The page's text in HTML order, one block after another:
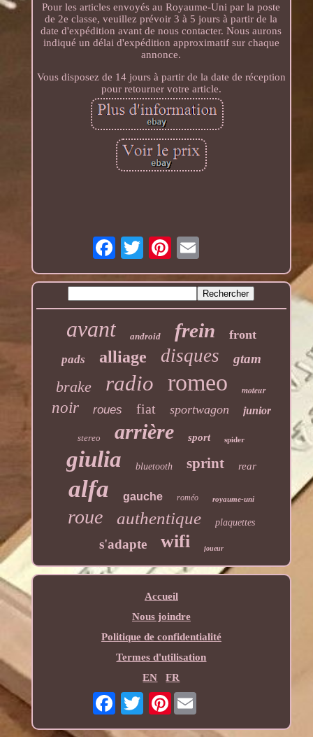
Pour les articles envoyés au Royaume-Uni par la poste
de 2e classe, veuillez prévoir 3 à 5 jours à partir de la
date d'expédition avant de nous contacter. Nous aurons
indiqué un délai d'expédition approximatif sur chaque
annonce.
Vous disposez de 14 jours à partir de la date de réception
pour retourner votre article.
avant android frein front
pads alliage disques gtam
brake radio romeo moteur
noir roues fiat sportwagon junior
stereo arrière sport spider
giulia bluetooth sprint rear
alfa gauche roméo royaume-uni
roue authentique plaquettes
s'adapte wifi joueur
Accueil
Nous joindre
Politique de confidentialité
Termes d'utilisation
EN
FR
Pinterest